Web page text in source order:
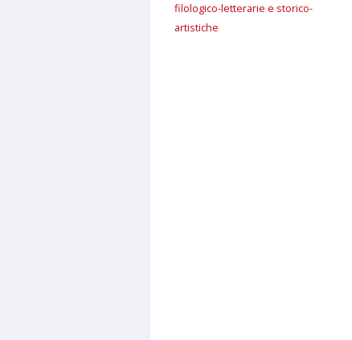
filologico-letterarie e storico-
artistiche